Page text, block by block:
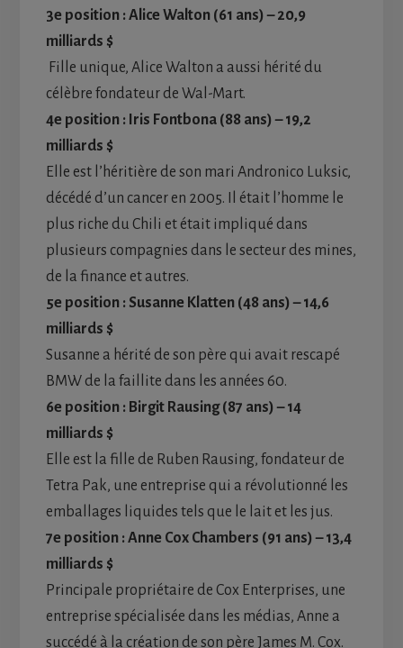
3e position : Alice Walton (61 ans) – 20,9
milliards $
Fille unique, Alice Walton a aussi hérité du
célèbre fondateur de Wal-Mart.
4e position : Iris Fontbona (88 ans) – 19,2
milliards $
Elle est l’héritière de son mari Andronico Luksic,
décédé d’un cancer en 2005. Il était l’homme le
plus riche du Chili et était impliqué dans
plusieurs compagnies dans le secteur des mines,
de la finance et autres.
5e position : Susanne Klatten (48 ans) – 14,6
milliards $
Susanne a hérité de son père qui avait rescapé
BMW de la faillite dans les années 60.
6e position : Birgit Rausing (87 ans) – 14
milliards $
Elle est la fille de Ruben Rausing, fondateur de
Tetra Pak, une entreprise qui a révolutionné les
emballages liquides tels que le lait et les jus.
7e position : Anne Cox Chambers (91 ans) – 13,4
milliards $
Principale propriétaire de Cox Enterprises, une
entreprise spécialisée dans les médias, Anne a
succédé à la création de son père James M. Cox.